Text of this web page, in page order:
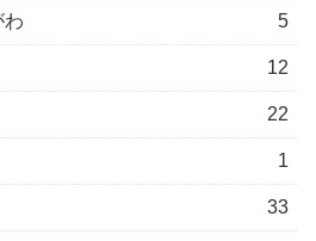
わ 5
12
22
1
33